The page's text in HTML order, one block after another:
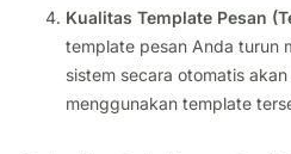
Kualitas Template Pesan
template pesan Anda turun
sistem secara otomatis
menggunakan template